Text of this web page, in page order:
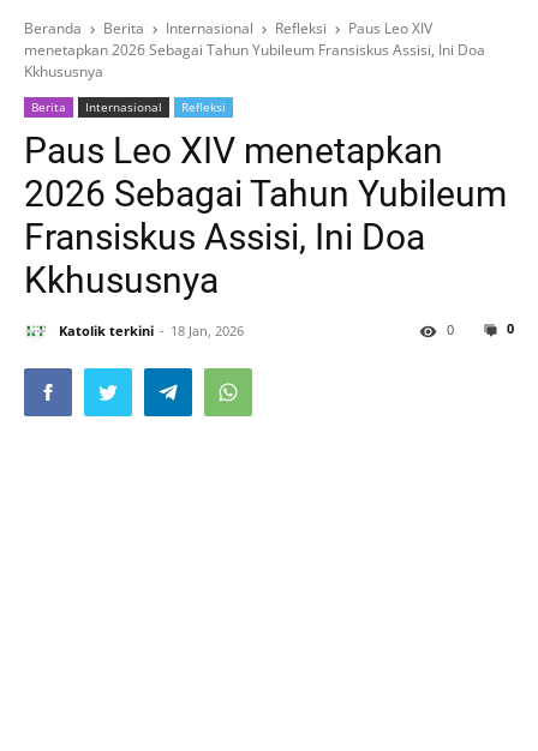
Beranda Berita Internasional Refleksi
Paus Leo XIV
menetapkan 2026 Sebagai Tahun Yubileum Fransiskus Assisi, Ini Doa
Kkhususnya
Berita Internasional Refleksi
Paus Leo XIV menetapkan
2026 Sebagai Tahun Yubileum
Fransiskus Assisi, Ini Doa
Kkhususnya
Katolik terkini 18 Jan, 2026 0
0